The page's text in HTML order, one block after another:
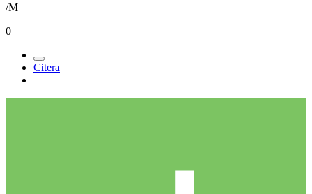
/M
0
Citera